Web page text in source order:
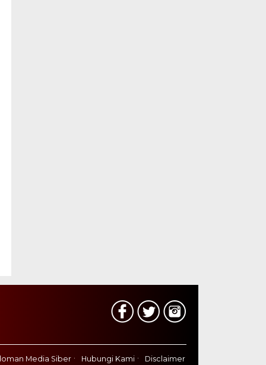
Media Siber Hubungi Kami Disclaimer